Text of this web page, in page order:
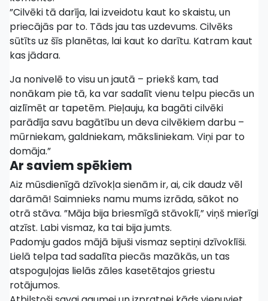
”Cilvēki tā darīja, lai izveidotu kaut ko skaistu, un
priecājās par to. Tāds jau tas uzdevums. Cilvēks
sūtīts uz šīs planētas, lai kaut ko darītu. Katram kaut
kas jādara.
Ja nonivelē to visu un jautā – priekš kam, tad
nonākam pie tā, ka var sadalīt vienu telpu piecās un
aizlīmēt ar tapetēm. Pieļauju, ka bagāti cilvēki
parādīja savu bagātību un deva cilvēkiem darbu –
mūrniekam, galdniekam, māksliniekam. Viņi par to
domāja.”
Ar saviem spēkiem
Aiz mūsdienīgā dzīvokļa sienām ir, ai, cik daudz vēl
darāmā! Saimnieks namu mums izrāda, sākot no
otrā stāva. ”Māja bija briesmīgā stāvoklī,” viņš mierīgi
atzīst. Labi vismaz, ka tai bija jumts.
Padomju gados mājā bijuši vismaz septiņi dzīvoklīši.
Lielā telpa tad sadalīta piecās mazākās, un tas
atspoguļojas lielās zāles kasetētajos griestu
rotājumos.